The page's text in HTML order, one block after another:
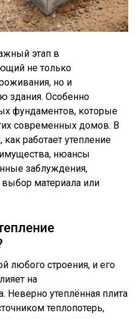
этап в
не только
но и
здания. Особенно
фундаментов, которые
современных домов. В
работает утепление
нюансы
заблуждения,
материала или
любого строения, и его
на
Неверно утеплённая плита
теплопотерь,